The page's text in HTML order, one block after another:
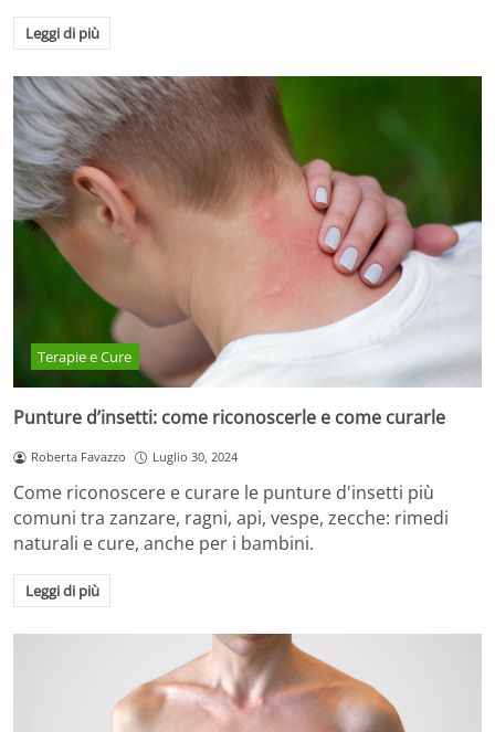
Leggi di più
Terapie e Cure
Punture d’insetti: come riconoscerle e come curarle
Roberta Favazzo Luglio 30, 2024
Come riconoscere e curare le punture d'insetti più
comuni tra zanzare, ragni, api, vespe, zecche: rimedi
naturali e cure, anche per i bambini.
Leggi di più